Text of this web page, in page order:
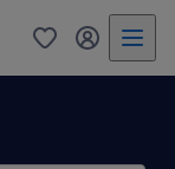
0 mon